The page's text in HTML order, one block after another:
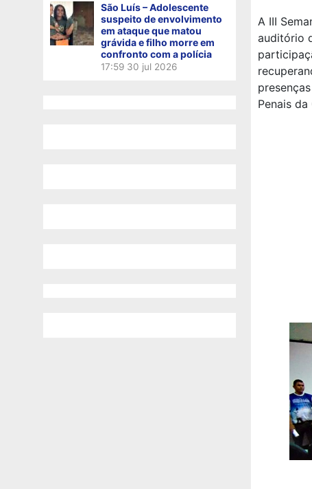
São Luís – Adolescente
suspeito de envolvimento
em ataque que matou
grávida e filho morre em
confronto com a polícia
17:59 30 jul 2026
A III
auditório
Penais